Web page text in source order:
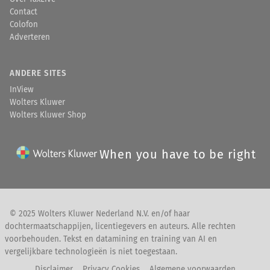
Contact
Colofon
Adverteren
ANDERE SITES
InView
Wolters Kluwer
Wolters Kluwer Shop
When you have to be right
© 2025 Wolters Kluwer Nederland N.V. en/of haar
dochtermaatschappijen, licentiegevers en auteurs. Alle rechten
voorbehouden. Tekst en datamining en training van AI en
vergelijkbare technologieën is niet toegestaan.